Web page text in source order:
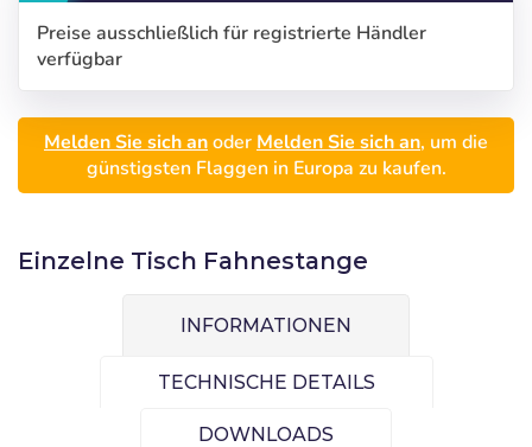
Passwort:
Sprache
Español
English
Preise ausschließlich für registrierte Händler
verfügbar
Melden Sie sich anoder Melden Sie sich an, um die
günstigsten Flaggen in Europa zu kaufen.
Einzelne Tisch Fahnestange
INFORMATIONEN
TECHNISCHE DETAILS
DOWNLOADS
Precios por unidad
Añadiendo producto al carrito
Espera, por favor
Espere, por favor